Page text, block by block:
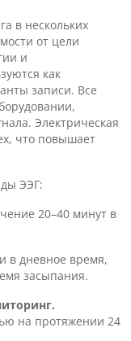
в нескольких
от цели
и
как
записи. Все
Электрическая
что повышает
ЭЭГ:
20–40 минут в
в дневное время,
засыпания.
на протяжении 24